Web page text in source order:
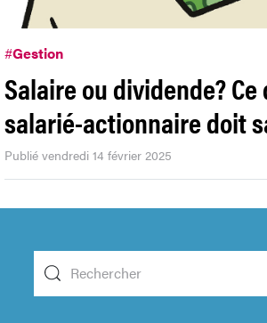
#Gestion
Salaire ou dividende? Ce
salarié-actionnaire doit
Publié vendredi 14 février 2025